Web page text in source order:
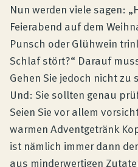
Nun werden viele sagen:
Feierabend auf dem
Punsch oder Glühwein
Schlaf stört?“ Darauf
Gehen Sie jedoch nicht
Und: Sie sollten genau
Seien Sie vor allem
warmen Adventgetränk
ist nämlich immer dann
aus minderwertigen